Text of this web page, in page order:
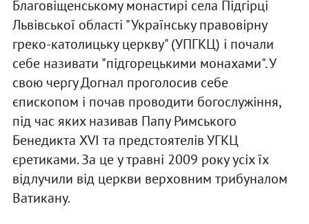
Благовіщенському монастирі села Підгірці
Львівської області "Українську правовірну
греко-католицьку церкву" (УПГКЦ) і почали
себе називати "підгорецькими монахами". У
свою чергу Догнал проголосив себе
єпископом і почав проводити богослужіння,
під час яких називав Папу Римського
Бенедикта XVI та предстоятелів УГКЦ
єретиками. За це у травні 2009 року усіх їх
відлучили від церкви верховним трибуналом
Ватикану.